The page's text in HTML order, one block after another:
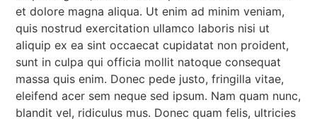
et dolore magna aliqua. Ut enim ad minim veniam,
quis nostrud exercitation ullamco laboris nisi ut
aliquip ex ea sint occaecat cupidatat non proident,
sunt in culpa qui officia mollit natoque consequat
massa quis enim. Donec pede justo, fringilla vitae,
eleifend acer sem neque sed ipsum. Nam quam nunc,
blandit vel, ridiculus mus. Donec quam felis, ultricies